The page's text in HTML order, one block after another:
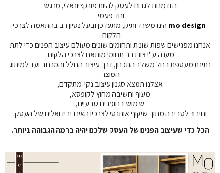
הזדמנות לגרום לעסק להיות פונקציונאלי, מרגש
וחד פעמי.
mo design הינו משרד ותיק, מתעדכן ובעל נסיון רב בהתאמה לצרכי
הלקוח .
אנחנו מפגישים שפות שונות ותחומים שונים מעולם עיצוב הפנים כדי לתת
מענה ע"י צוות רב תחומי מותאם לצרכי הלקוח.
נתינת מעטפת החל משלב התכנון, דרך עיצוב החלל והמרחב ועד למיתוג
המוצר.
אצלנו תמצא סגנון עיצוב נקי ומתקדם,
מעוף וחשיבה מחוץ לקופסא,
שימוש בחומרים טבעיים,
וחיבור לסביבה מתוך שיקוף אותנטי לצרכיו האינדיבידואלים של העסק.
הכל כדי שעיצוב הפנים של העסק שלכם יהיה ברמה הגבוהה ביותר.